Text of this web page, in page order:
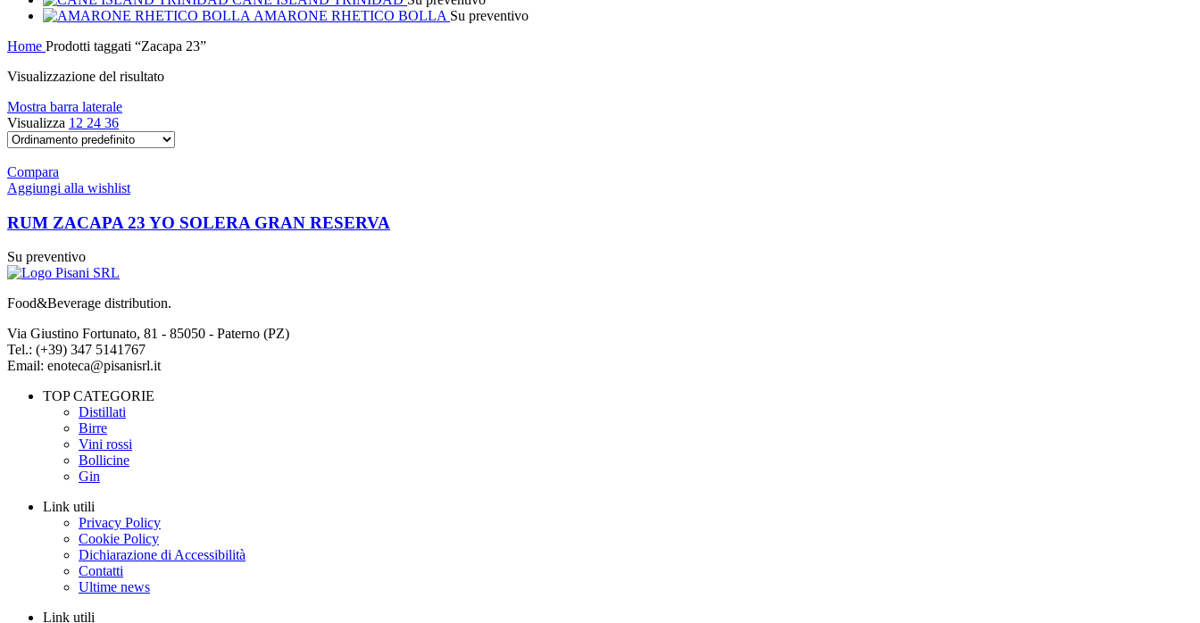
AMARONE RHETICO BOLLA Su preventivo
Home Prodotti taggati “Zacapa 23”
Visualizzazione del risultato
Mostra barra laterale
Visualizza 12 24 36
Compara
Aggiungi alla wishlist
RUM ZACAPA 23 YO SOLERA GRAN RESERVA
Su preventivo
Food&Beverage distribution.
Via Giustino Fortunato, 81 - 85050 - Paterno (PZ)
Tel.: (+39) 347 5141767
Email: enoteca@pisanisrl.it
TOP CATEGORIE
Distillati
Birre
Vini rossi
Bollicine
Gin
Link utili
Privacy Policy
Cookie Policy
Dichiarazione di Accessibilità
Contatti
Ultime news
Link utili